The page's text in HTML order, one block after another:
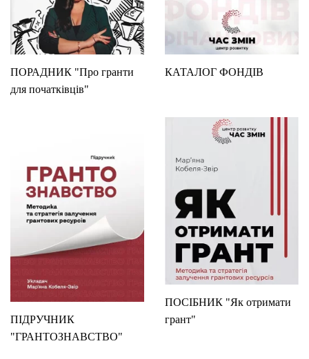
ПОРАДНИК "Про гранти
для початківців"
КАТАЛОГ ФОНДІВ
ПОСІБНИК "Як отримати
грант"
ПІДРУЧНИК
"ГРАНТОЗНАВСТВО"